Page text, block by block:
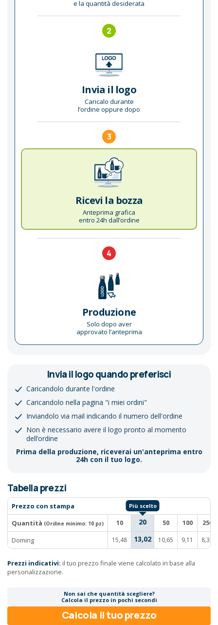
e la quantità desiderata
2
Invia il logo
Caricalo durante
l’ordine oppure dopo
3
Ricevi la bozza
Anteprima grafica
entro 24h dall’ordine
4
Produzione
Solo dopo aver
approvato l’anteprima
Invia il logo quando preferisci
Caricandolo durante l'ordine
Caricandolo nella pagina "i miei ordini"
Inviandolo via mail indicando il numero dell'ordine
Non è necessario avere il logo pronto al momento
dell’ordine
Prima della produzione, riceverai un'anteprima entro
24h con il tuo logo.
Tabella prezzi
Prezzo con stampa
Quantità (Ordine minimo: 10 pz) 10 20 50 100 250
Doming 15,48 13,02 10,65 9,11 8,34
Prezzi indicativi: il tuo prezzo finale viene calcolato in base alla
personalizzazione.
Non sai che quantità scegliere?
Calcola il prezzo in pochi secondi
Calcola il tuo prezzo